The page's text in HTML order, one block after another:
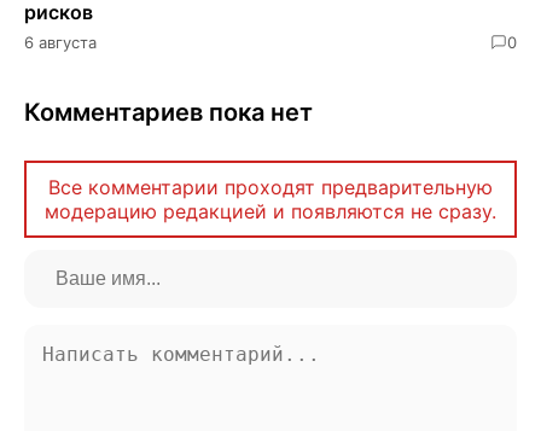
рисков
6 августа 0
Комментариев пока нет
Все комментарии проходят предварительную
модерацию редакцией и появляются не сразу.